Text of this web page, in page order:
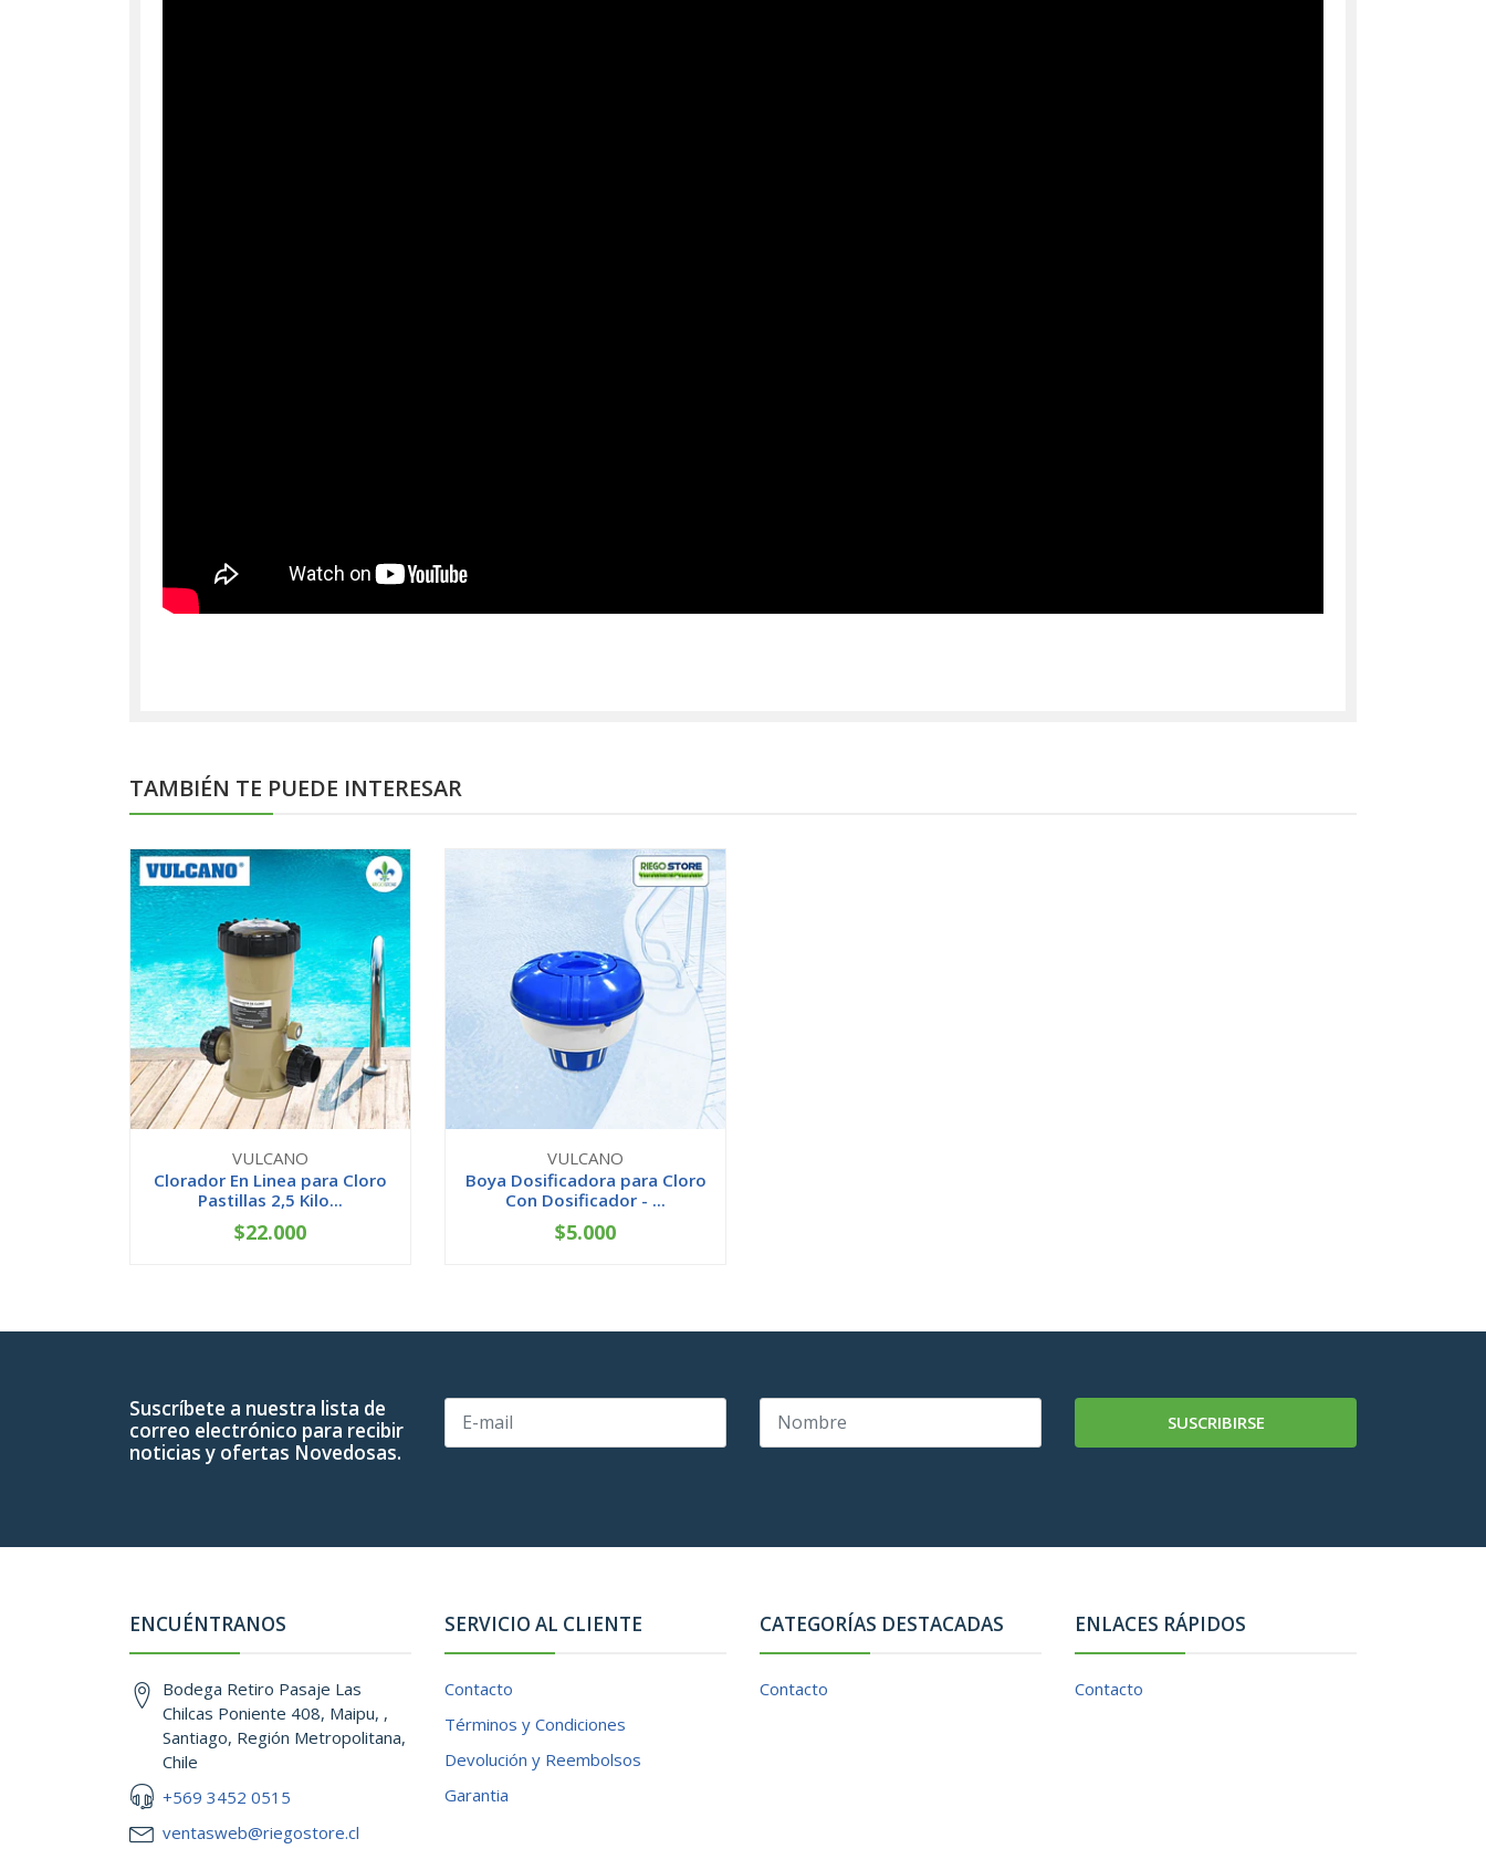
TAMBIÉN TE PUEDE INTERESAR
VULCANO
Clorador En Linea para Cloro
Pastillas 2,5 Kilo...
+
$22.000
VULCANO
Boya Dosificadora para Cloro
Con Dosificador - ...
+
$5.000
Suscríbete a nuestra lista de
correo electrónico para recibir
noticias y ofertas Novedosas.
SUSCRIBIRSE
ENCUÉNTRANOS
Bodega Retiro Pasaje Las
Chilcas Poniente 408, Maipu, ,
Santiago, Región Metropolitana,
Chile
+569 3452 0515
ventasweb@riegostore.cl
SERVICIO AL CLIENTE
Contacto
Términos y Condiciones
Devolución y Reembolsos
Garantia
CATEGORÍAS DESTACADAS
Contacto
ENLACES RÁPIDOS
Contacto